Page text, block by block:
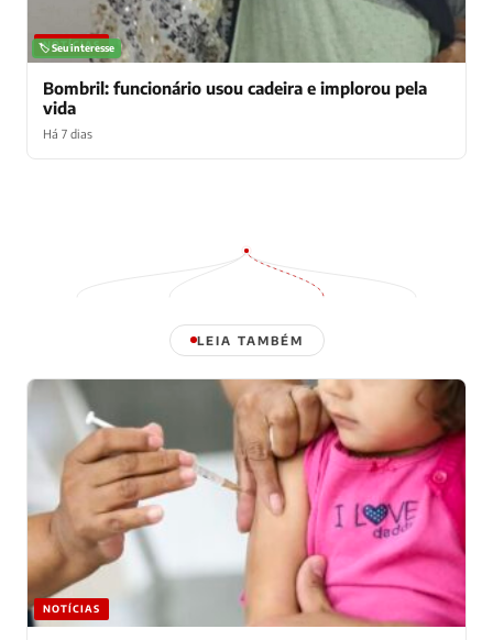
NOTÍCIAS
🏷️ Seu interesse
Bombril: funcionário usou cadeira e implorou pela
vida
Há 7 dias
LEIA TAMBÉM
NOTÍCIAS